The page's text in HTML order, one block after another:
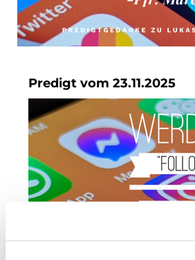
Predigt vom 23.11.2025